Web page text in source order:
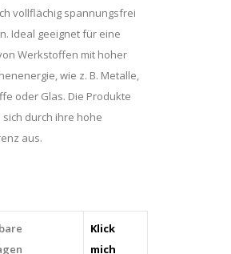
vollflächig spannungsfrei
Ideal geeignet für eine
Werkstoffen mit hoher
wie z. B. Metalle,
oder Glas. Die Produkte
sich durch ihre hohe
aus.
Klick
mich